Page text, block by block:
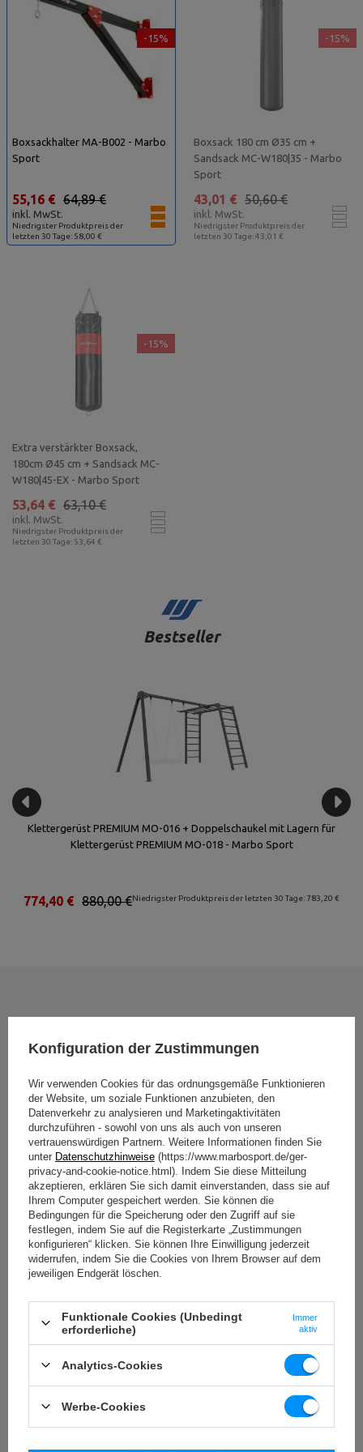
-15%
Boxsackhalter MA-B002 - Marbo
Sport
Niedrigster Produktpreis der
letzten 30 Tage: 58,00 €
64,89 €
55,16 €
inkl. MwSt.
-15%
Boxsack 180 cm Ø35 cm +
Sandsack MC-W180|35 - Marbo
Sport
Niedrigster Produktpreis der
letzten 30 Tage: 43,01 €
50,60 €
43,01 €
inkl. MwSt.
-15%
Extra verstärkter Boxsack,
180cm Ø45 cm + Sandsack MC-
W180|45-EX - Marbo Sport
Niedrigster Produktpreis der
letzten 30 Tage: 53,64 €
63,10 €
53,64 €
inkl. MwSt.
Bestseller
Klettergerüst PREMIUM MO-016 + Doppelschaukel mit Lagern für
Klettergerüst PREMIUM MO-018 - Marbo Sport
Niedrigster Produktpreis der letzten 30 Tage: 783,20 €
880,00 €
774,40 €
Schlagtechnik, Erhöhung der Schlagkraft und Steigerung der
diejenigen, die Boxen, Kickboxen oder Muay Thai trainieren. Flexibel
und mit verschiedenen Aufhängungsoptionen versehen, ermöglichen sie
ein Training mit dem Boxsack in unterschiedlichen Umgebungen.
Denken Sie daran, dass die in dieser Kategorie vorgestellten Boxsäcke
nicht nur eine ausgezeichnete Wahl für Kampfsportler sind, sondern
auch für diejenigen, die sich auf Cardio- und Konditionstraining
konzentrieren.
Entdecken Sie hochwertige Boxsäcke und erzielen Sie bessere
Ergebnisse. Entwickeln Sie effektiv Ihre Fähigkeiten und
bereichern Sie Ihr Training mit neuen Möglichkeiten! Erfahren
Sie, warum es sich lohnt, einen Boxsack zu kaufen, und welchen
Sie wählen sollten.
Welche Boxsack-Arten gibt es?
Überlegen Sie, welchen Boxsack Sie kaufen sollten? Zunächst müssen
Sie die Arten dieses Sportgeräts kennen. Es ist wichtig, dass ein richtig
ausgewählter Boxsack entscheidend für ein effektives Training ist.
Denken Sie daran, dass der Typ des Boxsacks von den Trainingszielen
von Boxsäcken und deren Anwendung
vor – dies wird Ihnen helfen,
Konfiguration der Zustimmungen
Wir verwenden Cookies für das ordnungsgemäße Funktionieren
der Website, um soziale Funktionen anzubieten, den
Datenverkehr zu analysieren und Marketingaktivitäten
durchzuführen - sowohl von uns als auch von unseren
vertrauenswürdigen Partnern. Weitere Informationen finden Sie
unter Datenschutzhinweise (https://www.marbosport.de/ger-
privacy-and-cookie-notice.html). Indem Sie diese Mitteilung
akzeptieren, erklären Sie sich damit einverstanden, dass sie auf
Ihrem Computer gespeichert werden. Sie können die
Bedingungen für die Speicherung oder den Zugriff auf sie
festlegen, indem Sie auf die Registerkarte „Zustimmungen
konfigurieren“ klicken. Sie können Ihre Einwilligung jederzeit
widerrufen, indem Sie die Cookies von Ihrem Browser auf dem
jeweiligen Endgerät löschen.
Funktionale Cookies (Unbedingt
erforderliche)
Immer
aktiv
Analytics-Cookies
Werbe-Cookies